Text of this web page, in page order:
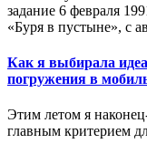
задание 6 февраля
«Буря в пустыне», с
Как я выбирала
погружения в
Этим летом я
главным критерием